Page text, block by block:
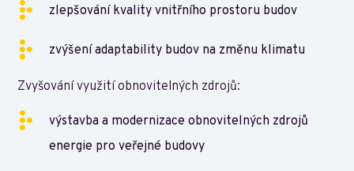
zlepšování kvality vnitřního prostoru budov
zvýšení adaptability budov na změnu klimatu
Zvyšování využití obnovitelných zdrojů:
výstavba a modernizace obnovitelných zdrojů
energie pro veřejné budovy